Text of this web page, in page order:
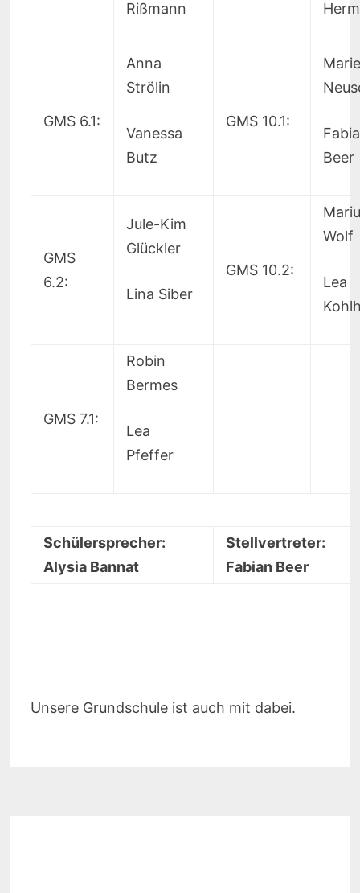
Rißmann
GMS 6.1:
Anna
Strölin
Vanessa
Butz
GMS 10.1:
Marie
Beer
GMS
6.2:
Jule-Kim
Glückler
Lina Siber
GMS 10.2:
Wolf
Lea
GMS 7.1:
Robin
Bermes
Lea
Pfeffer
Schülersprecher:
Alysia Bannat
Fabian Beer
Unsere Grundschule ist auch mit dabei.